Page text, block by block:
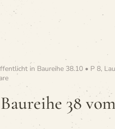
in Baureihe 38.10 • P 8,
zu
»Dienst­
plan
für
38 vom